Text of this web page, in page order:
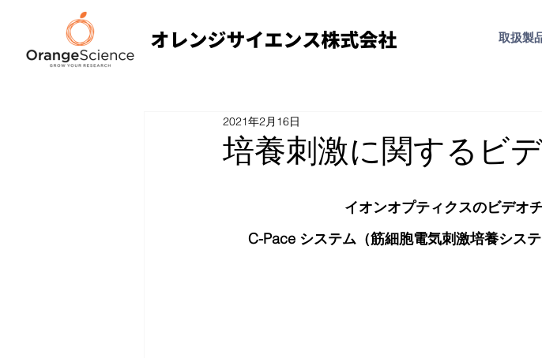
取扱​製
培養刺激に関するビ
2021年2月16日
イオンオプティクスのビデオ
C-Pace システム（筋細胞電気刺激培養シス